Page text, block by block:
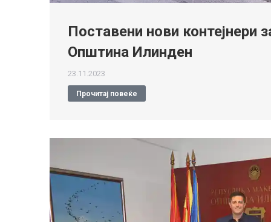
Поставени нови контејнери
Општина Илинден
23.11.2023
Прочитај повеќе